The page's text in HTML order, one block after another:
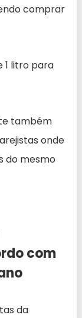
comprar
1 litro para
também
onde
do mesmo
com
da